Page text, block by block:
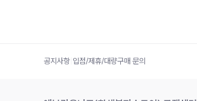
공지사항 입점/제휴/대량구매 문의